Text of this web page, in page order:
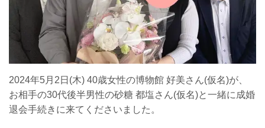
2024年5月2日(木) 40歳女性の博物館 好美さん(仮名)が、
お相手の30代後半男性の砂糖 都塩さん(仮名)と一緒に成婚
退会手続きに来てくださいました。